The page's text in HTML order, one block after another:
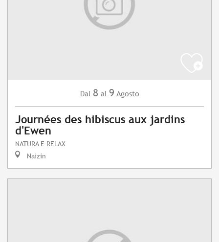
Dal 8 al 9 Agosto
Journées des hibiscus aux jardins
d'Ewen
NATURA E RELAX
Naizin